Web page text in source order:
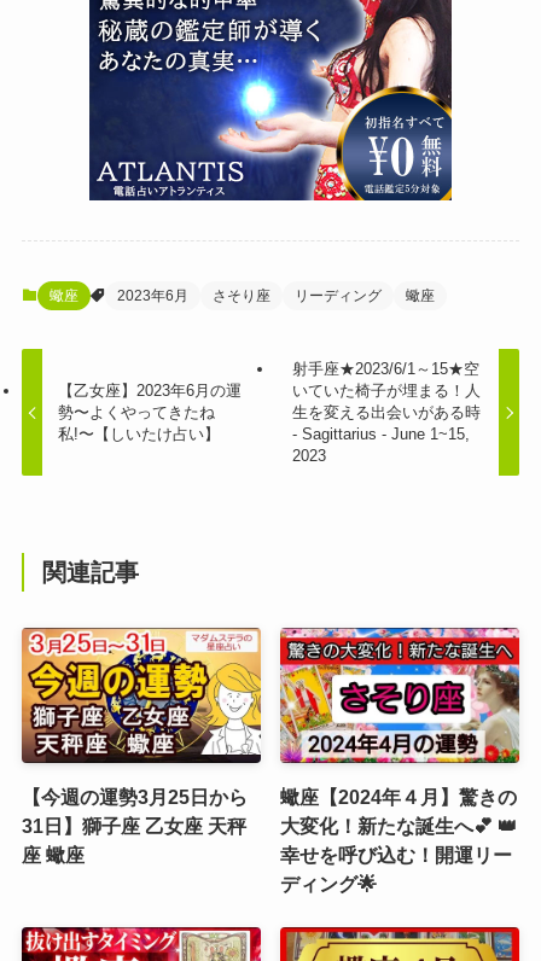
蠍座 2023年6月 さそり座 リーディング 蠍座
【乙女座】2023年6月の運
勢〜よくやってきたね
私!〜【しいたけ占い】
射手座★2023/6/1～15★空
いていた椅子が埋まる！人
生を変える出会いがある時
- Sagittarius - June 1~15,
2023
関連記事
【今週の運勢3月25日から
31日】獅子座 乙女座 天秤
座 蠍座
蠍座【2024年４月】驚きの
大変化！新たな誕生へ💕 👑
幸せを呼び込む！開運リー
ディング🌟